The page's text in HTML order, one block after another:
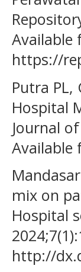
Available
https://
Putra
Hospital
Journal
Available
mix on
Hospital
http://